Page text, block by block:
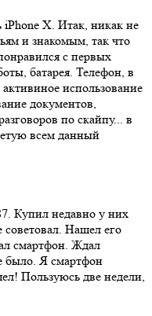
iPhone X. Итак, никак не
и знакомым, так что
с первых
батарея. Телефон, в
использование
документов,
по скайпу... в
всем данный
Купил недавно у них
Нашел его
смартфон. Ждал
было. Я смартфон
Пользуюсь две недели,